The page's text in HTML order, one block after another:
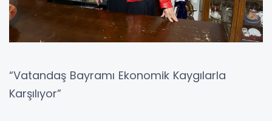
“Vatandaş Bayramı Ekonomik Kaygılarla
Karşılıyor”